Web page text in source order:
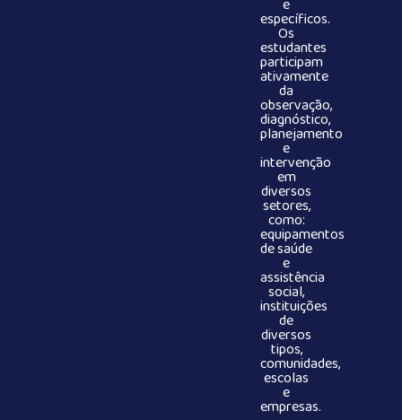
e
específicos.
Os
estudantes
participam
ativamente
da
observação,
diagnóstico,
planejamento
e
intervenção
em
diversos
setores,
como:
equipamentos
de saúde
e
assistência
social,
instituições
de
diversos
tipos,
comunidades,
escolas
e
empresas.